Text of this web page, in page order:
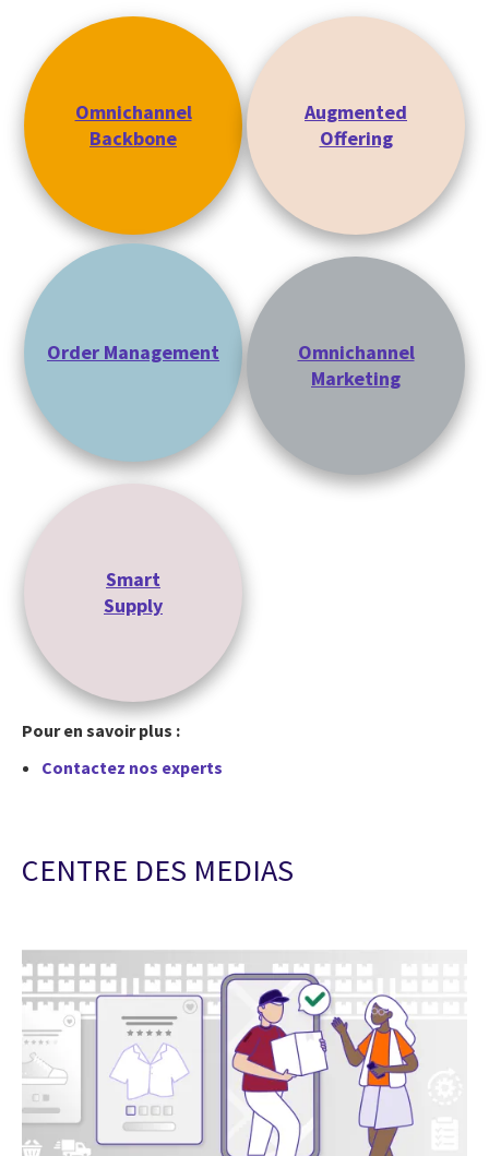
Omnichannel
Backbone
Augmented
Offering
Order Management
Omnichannel
Marketing
Smart
Supply
Pour en savoir plus :
Contactez nos experts
CENTRE DES MEDIAS